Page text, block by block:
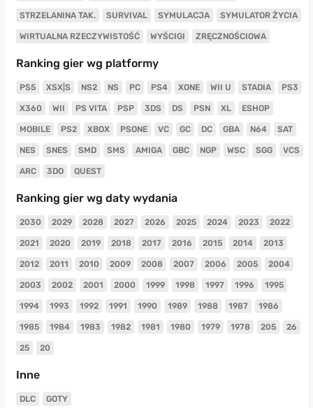
STRZELANINA TAK. SURVIVAL SYMULACJA SYMULATOR ŻYCIA
WIRTUALNA RZECZYWISTOŚĆ WYŚCIGI ZRĘCZNOŚCIOWA
Ranking gier wg platformy
PS5 XSX|S NS2 NS PC PS4 XONE WII U STADIA PS3
X360 WII PS VITA PSP 3DS DS PSN XL ESHOP
MOBILE PS2 XBOX PSONE VC GC DC GBA N64 SAT
NES SNES SMD SMS AMIGA GBC NGP WSC SGG VCS
ARC 3DO QUEST
Ranking gier wg daty wydania
2030 2029 2028 2027 2026 2025 2024 2023 2022
2021 2020 2019 2018 2017 2016 2015 2014 2013
2012 2011 2010 2009 2008 2007 2006 2005 2004
2003 2002 2001 2000 1999 1998 1997 1996 1995
1994 1993 1992 1991 1990 1989 1988 1987 1986
1985 1984 1983 1982 1981 1980 1979 1978 205 26
25 20
Inne
DLC GOTY